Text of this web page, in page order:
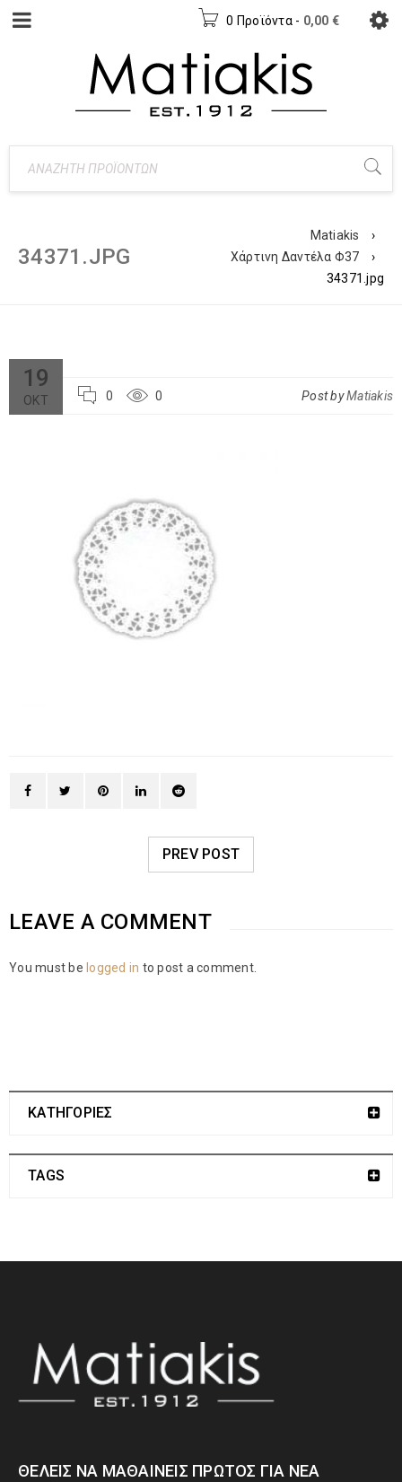
0 Προϊόντα - 0,00 €
34371.JPG
Matiakis
›
Χάρτινη Δαντέλα Φ37
›
34371.jpg
19
ΟΚΤ 0 0 Post byMatiakis
PREV POST
LEAVE A COMMENT
You must be logged in to post a comment.
ΚΑΤΗΓΟΡΙΕΣ
TAGS
ΘΈΛΕΙΣ ΝΑ ΜΑΘΑΊΝΕΙΣ ΠΡΏΤΟΣ ΓΙΑ ΝΈΑ